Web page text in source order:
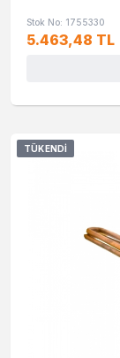
Stok No: 1755330
5.463,48 TL
TÜKENDI